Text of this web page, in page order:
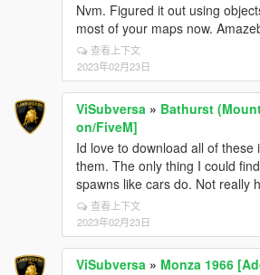
Nvm. Figured it out using
most of your maps now.
查看上下文
2023年02月23日
ViSubversa » Bathurst
on/FiveM]
Id love to download all of these
them. The only thing I could
spawns like cars do. Not really
查看上下文
2023年02月23日
ViSubversa » Monza 1966